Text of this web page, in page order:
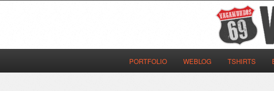
PORTFOLIO WEBLOG TSHIRTS